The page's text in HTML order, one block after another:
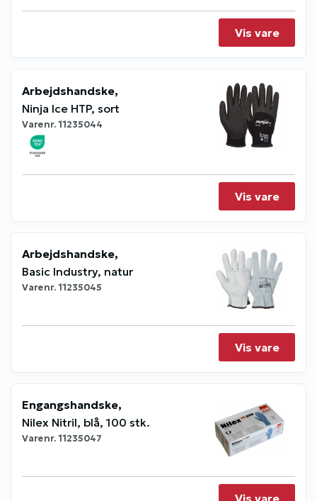
Vis vare
Arbejdshandske,
Ninja Ice HTP, sort
Varenr.11235044
Vis vare
Arbejdshandske,
Basic Industry, natur
Varenr.11235045
Vis vare
Engangshandske,
Nilex Nitril, blå, 100 stk.
Varenr.11235047
Vis vare